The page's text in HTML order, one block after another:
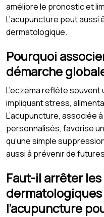
améliore le pronostic et
L’acupuncture peut aussi
dermatologique.
Pourquoi
démarche
L’eczéma reflète souvent
impliquant stress,
L’acupuncture, associée
personnalisés, favorise
qu’une simple
aussi à prévenir de
Faut-il arrêter
l’acupuncture